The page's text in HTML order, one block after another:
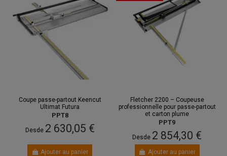
Coupe passe-partout Keencut
Ultimat Futura
PPT8
Desde 2 630,05 €
Ajouter au panier
Fletcher 2200 – Coupeuse
professionnelle pour passe-partout
et carton plume
PPT9
Desde 2 854,30 €
Ajouter au panier